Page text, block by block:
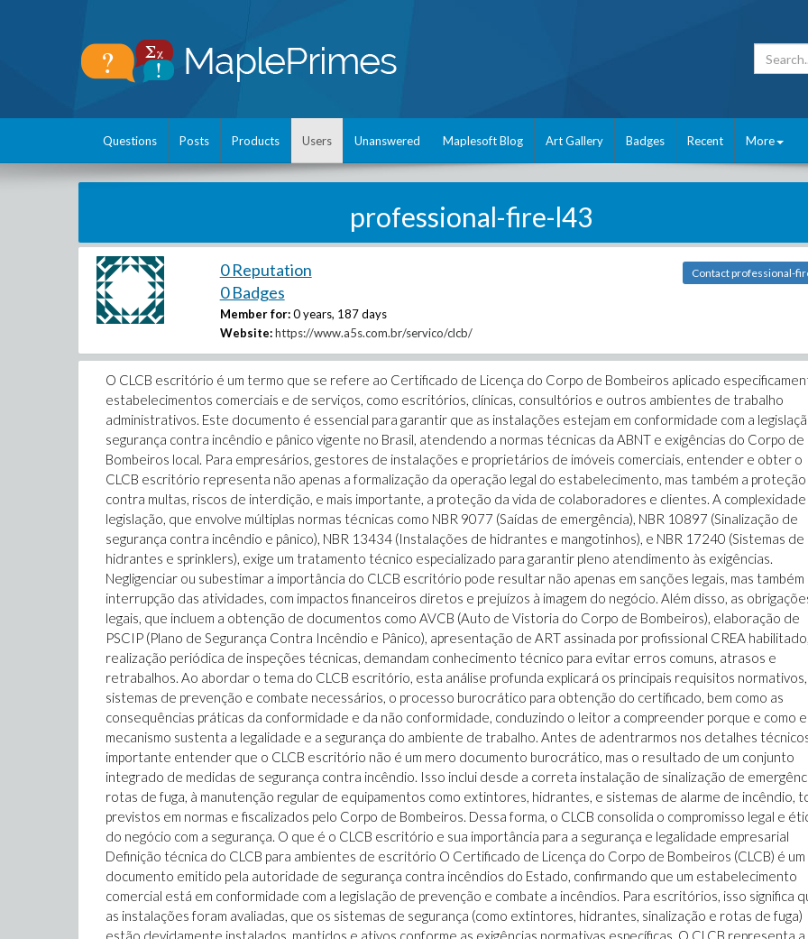
Questions Posts Products Users Unanswered Maplesoft Blog Art Gallery Badges Recent More
professional-fire-l43
0 Reputation
0 Badges
Member for: 0 years, 187 days
Website: https://www.a5s.com.br/servico/clcb/
Contact professional-
O CLCB escritório é um termo que se refere ao Certificado de Licença do Corpo de Bombeiros aplicado
estabelecimentos comerciais e de serviços, como escritórios, clínicas, consultórios e outros ambientes de trabalho
administrativos. Este documento é essencial para garantir que as instalações estejam em conformidade com a
segurança contra incêndio e pânico vigente no Brasil, atendendo a normas técnicas da ABNT e exigências do Corpo de
Bombeiros local. Para empresários, gestores de instalações e proprietários de imóveis comerciais, entender e obter o
CLCB escritório representa não apenas a formalização da operação legal do estabelecimento, mas também a proteção
contra multas, riscos de interdição, e mais importante, a proteção da vida de colaboradores e clientes. A complexidade
legislação, que envolve múltiplas normas técnicas como NBR 9077 (Saídas de emergência), NBR 10897 (Sinalização de
segurança contra incêndio e pânico), NBR 13434 (Instalações de hidrantes e mangotinhos), e NBR 17240 (Sistemas de
hidrantes e sprinklers), exige um tratamento técnico especializado para garantir pleno atendimento às exigências.
Negligenciar ou subestimar a importância do CLCB escritório pode resultar não apenas em sanções legais, mas também
interrupção das atividades, com impactos financeiros diretos e prejuízos à imagem do negócio. Além disso, as
legais, que incluem a obtenção de documentos como AVCB (Auto de Vistoria do Corpo de Bombeiros), elaboração de
PSCIP (Plano de Segurança Contra Incêndio e Pânico), apresentação de ART assinada por profissional CREA
realização periódica de inspeções técnicas, demandam conhecimento técnico para evitar erros comuns, atrasos e
retrabalhos. Ao abordar o tema do CLCB escritório, esta análise profunda explicará os principais requisitos
sistemas de prevenção e combate necessários, o processo burocrático para obtenção do certificado, bem como as
consequências práticas da conformidade e da não conformidade, conduzindo o leitor a compreender porque e como
mecanismo sustenta a legalidade e a segurança do ambiente de trabalho. Antes de adentrarmos nos detalhes
importante entender que o CLCB escritório não é um mero documento burocrático, mas o resultado de um conjunto
integrado de medidas de segurança contra incêndio. Isso inclui desde a correta instalação de sinalização de
rotas de fuga, à manutenção regular de equipamentos como extintores, hidrantes, e sistemas de alarme de incêndio,
previstos em normas e fiscalizados pelo Corpo de Bombeiros. Dessa forma, o CLCB consolida o compromisso legal e
do negócio com a segurança. O que é o CLCB escritório e sua importância para a segurança e legalidade empresarial
Definição técnica do CLCB para ambientes de escritório O Certificado de Licença do Corpo de Bombeiros (CLCB) é um
documento emitido pela autoridade de segurança contra incêndios do Estado, confirmando que um estabelecimento
comercial está em conformidade com a legislação de prevenção e combate a incêndios. Para escritórios, isso significa
as instalações foram avaliadas, que os sistemas de segurança (como extintores, hidrantes, sinalização e rotas de fuga)
estão devidamente instalados, mantidos e ativos conforme as exigências normativas específicas. O CLCB representa a